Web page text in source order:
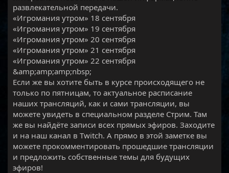
развлекательной передачи.
«Игромания утром» 18 сентября
«Игромания утром» 19 сентября
«Игромания утром» 20 сентября
«Игромания утром» 21 сентября
«Игромания утром» 22 сентября
&amp;amp;amp;nbsp;
Если же вы хотите быть в курсе происходящего не
только по пятницам, то актуальное расписание
наших трансляций, как и сами трансляции, вы
можете увидеть в специальном разделе Стрим. Там
же вы найдёте записи всех прямых эфиров. Заходите
и на наш канал в Twitch. А прямо в этой заметке вы
можете прокомментировать прошедшие трансляции
и предложить собственные темы для будущих
эфиров!​